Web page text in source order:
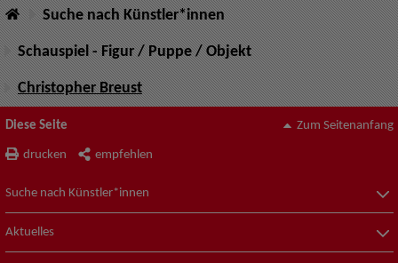
Suche nach Künstler*innen
Schauspiel - Figur / Puppe / Objekt
Christopher Breust
Diese Seite
drucken empfehlen
Zum Seitenanfang
Suche nach Künstler*innen
Aktuelles